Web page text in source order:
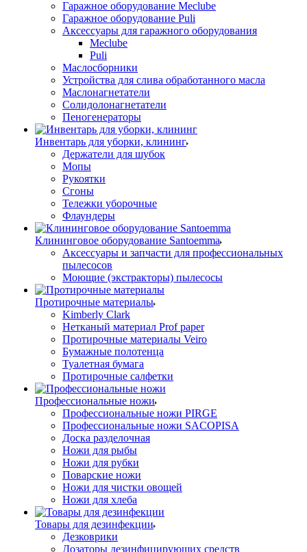
Гаражное оборудование Meclube
Гаражное оборудование Puli
Аксессуары для гаражного оборудования
Meclube
Puli
Маслосборники
Устройства для слива обработанного масла
Маслонагнетатели
Солидолонагнетатели
Пеногенераторы
Инвентарь для уборки, клининг
Держатели для шубок
Мопы
Рукоятки
Сгоны
Тележки уборочные
Флаундеры
Клининговое оборудование Santoemma
Аксессуары и запчасти для профессиональных
пылесосов
Моющие (экстракторы) пылесосы
Протирочные материалы
Kimberly Clark
Нетканый материал Prof paper
Протирочные материалы Veiro
Бумажные полотенца
Туалетная бумага
Протирочные салфетки
Профессиональные ножи
Профессиональные ножи PIRGE
Профессиональные ножи SACOPISA
Доска разделочная
Ножи для рыбы
Ножи для рубки
Поварские ножи
Ножи для чистки овощей
Ножи для хлеба
Товары для дезинфекции
Дезковрики
Дозаторы дезинфицирующих средств